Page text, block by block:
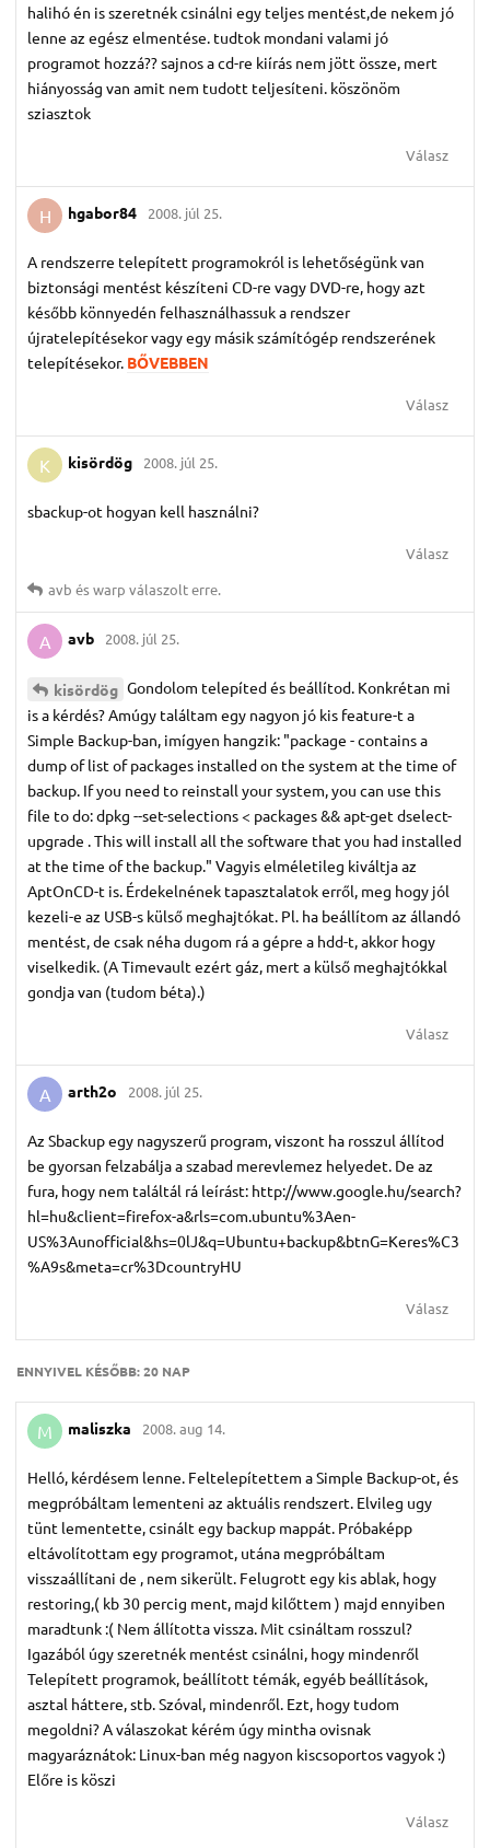
halihó én is szeretnék csinálni egy teljes mentést,de nekem jó
lenne az egész elmentése. tudtok mondani valami jó
programot hozzá?? sajnos a cd-re kiírás nem jött össze, mert
hiányosság van amit nem tudott teljesíteni. köszönöm
sziasztok
Válasz
H hgabor84 2008. júl 25.
A rendszerre telepített programokról is lehetőségünk van
biztonsági mentést készíteni CD-re vagy DVD-re, hogy azt
később könnyedén felhasználhassuk a rendszer
újratelepítésekor vagy egy másik számítógép rendszerének
telepítésekor. BŐVEBBEN
Válasz
K kisördög 2008. júl 25.
sbackup-ot hogyan kell használni?
Válasz
avb éswarp válaszolt erre.
A avb 2008. júl 25.
kisördög Gondolom telepíted és beállítod. Konkrétan mi
is a kérdés? Amúgy találtam egy nagyon jó kis feature-t a
Simple Backup-ban, imígyen hangzik: "package - contains a
dump of list of packages installed on the system at the time of
backup. If you need to reinstall your system, you can use this
file to do: dpkg --set-selections < packages && apt-get dselect-
upgrade . This will install all the software that you had installed
at the time of the backup." Vagyis elméletileg kiváltja az
AptOnCD-t is. Érdekelnének tapasztalatok erről, meg hogy jól
kezeli-e az USB-s külső meghajtókat. Pl. ha beállítom az állandó
mentést, de csak néha dugom rá a gépre a hdd-t, akkor hogy
viselkedik. (A Timevault ezért gáz, mert a külső meghajtókkal
gondja van (tudom béta).)
Válasz
A arth2o 2008. júl 25.
Az Sbackup egy nagyszerű program, viszont ha rosszul állítod
be gyorsan felzabálja a szabad merevlemez helyedet. De az
fura, hogy nem találtál rá leírást: http://www.google.hu/search?
hl=hu&client=firefox-a&rls=com.ubuntu%3Aen-
US%3Aunofficial&hs=0lJ&q=Ubuntu+backup&btnG=Keres%C3
%A9s&meta=cr%3DcountryHU
Válasz
ENNYIVEL KÉSŐBB:20 NAP
M maliszka 2008. aug 14.
Helló, kérdésem lenne. Feltelepítettem a Simple Backup-ot, és
megpróbáltam lementeni az aktuális rendszert. Elvileg ugy
tünt lementette, csinált egy backup mappát. Próbaképp
eltávolítottam egy programot, utána megpróbáltam
visszaállítani de , nem sikerült. Felugrott egy kis ablak, hogy
restoring,( kb 30 percig ment, majd kilőttem ) majd ennyiben
maradtunk :( Nem állította vissza. Mit csináltam rosszul?
Igazából úgy szeretnék mentést csinálni, hogy mindenről
Telepített programok, beállított témák, egyéb beállítások,
asztal háttere, stb. Szóval, mindenről. Ezt, hogy tudom
megoldni? A válaszokat kérém úgy mintha ovisnak
magyaráznátok: Linux-ban még nagyon kiscsoportos vagyok :)
Előre is köszi
Válasz